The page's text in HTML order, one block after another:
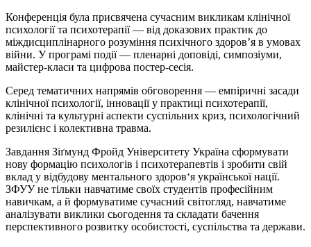
Конференція була присвячена сучасним викликам клінічної
психології та психотерапії — від доказових практик до
міждисциплінарного розуміння психічного здоров’я в умовах
війни. У програмі події — пленарні доповіді, симпозіуми,
майстер-класи та цифрова постер-сесія.
Серед тематичних напрямів обговорення — емпіричні засади
клінічної психології, інновації у практиці психотерапії,
клінічні та культурні аспекти суспільних криз, психологічний
резилієнс і колективна травма.
Завдання Зіґмунд Фройд Університету Україна сформувати
нову формацію психологів і психотерапевтів і зробити свій
вклад у відбудову ментального здоров‘я української нації.
ЗФУУ не тільки навчатиме своїх студентів професійним
навичкам, а й формуватиме сучасний світогляд, навчатиме
аналізувати виклики сьогодення та складати бачення
перспективного розвитку особистості, суспільства та держави.